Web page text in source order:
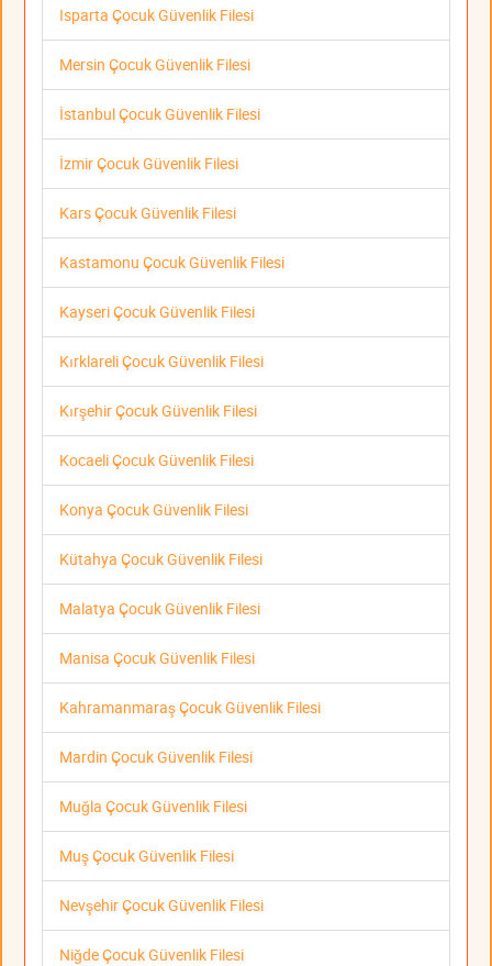
Isparta Çocuk Güvenlik Filesi
Mersin Çocuk Güvenlik Filesi
İstanbul Çocuk Güvenlik Filesi
İzmir Çocuk Güvenlik Filesi
Kars Çocuk Güvenlik Filesi
Kastamonu Çocuk Güvenlik Filesi
Kayseri Çocuk Güvenlik Filesi
Kırklareli Çocuk Güvenlik Filesi
Kırşehir Çocuk Güvenlik Filesi
Kocaeli Çocuk Güvenlik Filesi
Konya Çocuk Güvenlik Filesi
Kütahya Çocuk Güvenlik Filesi
Malatya Çocuk Güvenlik Filesi
Manisa Çocuk Güvenlik Filesi
Kahramanmaraş Çocuk Güvenlik Filesi
Mardin Çocuk Güvenlik Filesi
Muğla Çocuk Güvenlik Filesi
Muş Çocuk Güvenlik Filesi
Nevşehir Çocuk Güvenlik Filesi
Niğde Çocuk Güvenlik Filesi